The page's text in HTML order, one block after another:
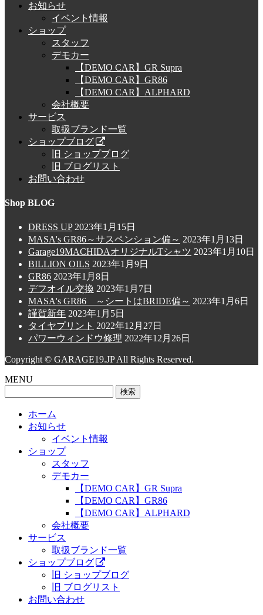
お知らせ
イベント情報
ショップ
スタッフ
デモカー
【DEMO CAR】GR Supra
【DEMO CAR】GR86
【DEMO CAR】ALPHARD
会社概要
サービス
取扱ブランド一覧
ショップブログ
旧 ショップブログ
旧 ブログリスト
お問い合わせ
Shop BLOG
DRESS UP 2023年1月15日
MASA's GR86～サスペンション偏～ 2023年1月13日
Garage19MACHIDAオリジナルTシャツ 2023年1月10日
BILLION OILS 2023年1月9日
GR86 2023年1月8日
デフオイル交換 2023年1月7日
MASA's GR86 ～シートはBRIDE偏～ 2023年1月6日
謹賀新年 2023年1月5日
タイヤプリント 2022年12月27日
パワーウィンドウ修理 2022年12月26日
Copyright © GARAGE19.JP All Rights Reserved.
MENU
ホーム
お知らせ
イベント情報
ショップ
スタッフ
デモカー
【DEMO CAR】GR Supra
【DEMO CAR】GR86
【DEMO CAR】ALPHARD
会社概要
サービス
取扱ブランド一覧
ショップブログ
旧 ショップブログ
旧 ブログリスト
お問い合わせ